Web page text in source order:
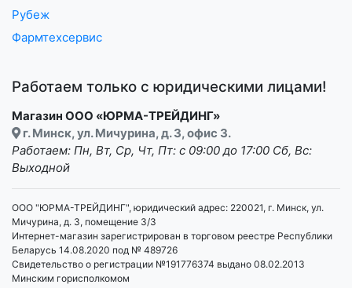
Рубеж
Фармтехсервис
Работаем только с юридическими лицами!
Магазин ООО «ЮРМА-ТРЕЙДИНГ»
г. Минск, ул. Мичурина, д. 3, офис 3.
Работаем: Пн, Вт, Ср, Чт, Пт: с 09:00 до 17:00 Сб, Вс:
Выходной
ООО "ЮРМА-ТРЕЙДИНГ", юридический адрес: 220021, г. Минск, ул.
Мичурина, д. 3, помещение 3/3
Интернет-магазин зарегистрирован в торговом реестре Республики
Беларусь 14.08.2020 под № 489726
Свидетельство о регистрации №191776374 выдано 08.02.2013
Минским горисполкомом